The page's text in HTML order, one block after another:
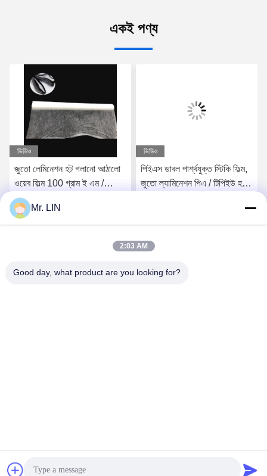
একই পণ্য
ভিডিও
জুতো লেমিনেশন হট গলানো আঠালো
ওয়েব ফিল্ম 100 গ্রাম ই এম /
ওডিএম ইনসোলস ফোমের জন্য
সেরা মূল্য পান
ভিডিও
পিইএস ডাবল পার্শ্বযুক্ত স্টিকি ফিল্ম,
জুতো ল্যামিনেশন পিএ / টিপিইউ হট
সেরা মূল্য পান
films.com . সমস্ত অধিকার সংরক্ষিত.
Mr. LIN
2:03 AM
Good day, what product are you looking for?